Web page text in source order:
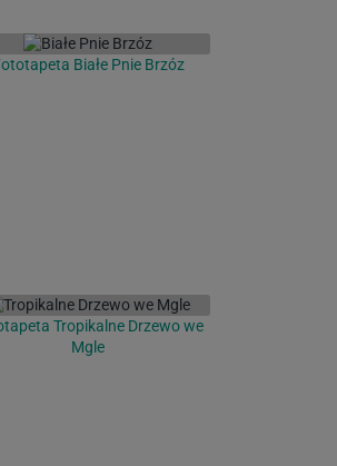
Białe Pnie Brzóz
Tropikalne Drzewo we
Mgle